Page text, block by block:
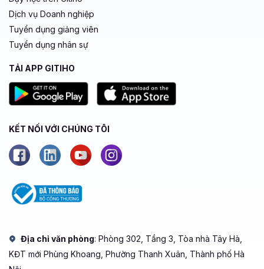
Dịch vụ Doanh nghiệp
Tuyển dụng giảng viên
Tuyển dụng nhân sự
TẢI APP GITIHO
KẾT NỐI VỚI CHÚNG TÔI
Địa chỉ văn phòng: Phòng 302, Tầng 3, Tòa nhà Tây Hà,
KĐT mới Phùng Khoang, Phường Thanh Xuân, Thành phố Hà